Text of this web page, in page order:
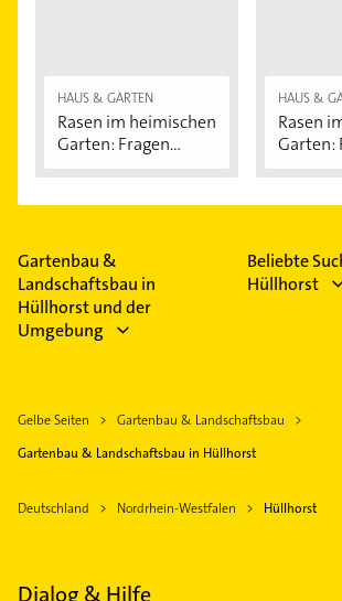
HAUS & GARTEN
Rasen im heimischen
Garten: Fragen...
HAUS &
Rasen
Garten:
Gartenbau &
Landschaftsbau in
Hüllhorst und der
Umgebung
Beliebte
Hüllhorst
Gelbe Seiten
Gartenbau & Landschaftsbau
Gartenbau & Landschaftsbau in Hüllhorst
Deutschland Nordrhein-Westfalen Hüllhorst
Dialog & Hilfe